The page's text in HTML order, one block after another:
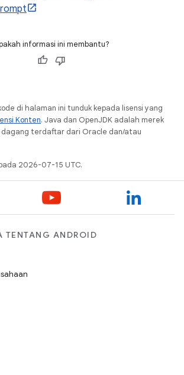
informasi ini membantu?
di halaman ini tunduk kepada lisensi yang
Konten. Java dan OpenJDK adalah merek
terdaftar dari Oracle dan/atau
2026-07-15 UTC.
TENTANG ANDROID